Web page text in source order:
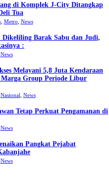
di Komplek J-City Ditangkap
Tua
Metro News
Dikeliling Barak Sabu dan Judi,
:
News
Melayani 5,8 Juta Kendaraan
Group Periode Libur
Nasional News
Tetap Perkuat Pengamanan di
News
Pangkat Pejabat
News